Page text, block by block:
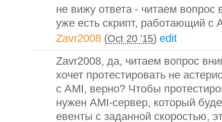
не вижу ответа - читаем вопрос
уже есть скрипт, работающий с
Zavr2008 (Oct 20 '15) edit
Zavr2008, да, читаем вопрос
хочет протестировать не
с AMI, верно? Чтобы
нужен AMI-сервер, который
евенты с заданной скоростью,